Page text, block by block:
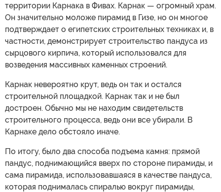
территории Карнака в Фивах. Карнак — огромный храм.
Он значительно моложе пирамид в Гизе, но он многое
подтверждает о египетских строительных техниках и, в
частности, демонстрирует строительство пандуса из
сырцового кирпича, который использовался для
возведения массивных каменных строений.
Карнак невероятно крут, ведь он так и остался
строительной площадкой. Карнак так и не был
достроен. Обычно мы не находим свидетельств
строительного процесса, ведь они все убирали. В
Карнаке дело обстояло иначе.
По итогу, было два способа подъема камня: прямой
пандус, поднимающийся вверх по стороне пирамиды, и
сама пирамида, использовавшаяся в качестве пандуса,
которая поднималась спиралью вокруг пирамиды,